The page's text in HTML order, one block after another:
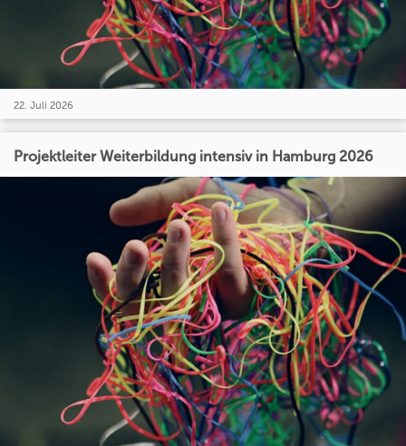
22. Juli 2026
Projektleiter Weiterbildung intensiv in Hamburg 2026